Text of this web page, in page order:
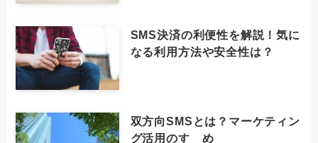
SMS決済の利便性を解説！気に
なる利用方法や安全性は？
双方向SMSとは？マーケティン
グ活用のすゝめ